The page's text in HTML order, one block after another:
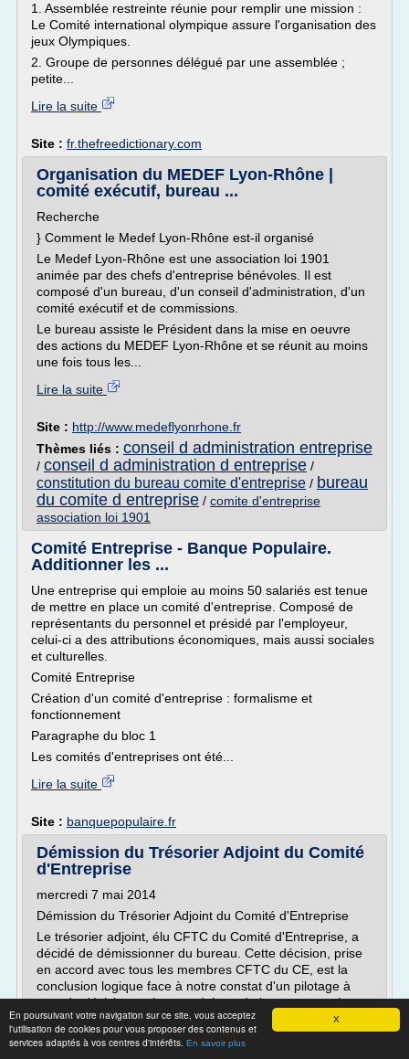
X
En poursuivant votre navigation sur ce site, vous acceptez
l'utilisation de cookies pour vous proposer des contenus et
services adaptés à vos centres d'intérêts. En savoir plus
1. Assemblée restreinte réunie pour remplir une mission :
Le Comité international olympique assure l'organisation des
jeux Olympiques.
2. Groupe de personnes délégué par une assemblée ;
petite...
Lire la suite
Site : fr.thefreedictionary.com
Organisation du MEDEF Lyon-Rhône |
comité exécutif, bureau ...
Recherche
} Comment le Medef Lyon-Rhône est-il organisé
Le Medef Lyon-Rhône est une association loi 1901
animée par des chefs d'entreprise bénévoles. Il est
composé d'un bureau, d'un conseil d'administration, d'un
comité exécutif et de commissions.
Le bureau assiste le Président dans la mise en oeuvre
des actions du MEDEF Lyon-Rhône et se réunit au moins
une fois tous les...
Lire la suite
Site : http://www.medeflyonrhone.fr
Thèmes liés : conseil d administration entreprise
/ conseil d administration d entreprise /
constitution du bureau comite d'entreprise / bureau
du comite d entreprise / comite d'entreprise
association loi 1901
Comité Entreprise - Banque Populaire.
Additionner les ...
Une entreprise qui emploie au moins 50 salariés est tenue
de mettre en place un comité d'entreprise. Composé de
représentants du personnel et présidé par l'employeur,
celui-ci a des attributions économiques, mais aussi sociales
et culturelles.
Comité Entreprise
Création d'un comité d'entreprise : formalisme et
fonctionnement
Paragraphe du bloc 1
Les comités d'entreprises ont été...
Lire la suite
Site : banquepopulaire.fr
Démission du Trésorier Adjoint du Comité
d'Entreprise
mercredi 7 mai 2014
Démission du Trésorier Adjoint du Comité d'Entreprise
Le trésorier adjoint, élu CFTC du Comité d'Entreprise, a
décidé de démissionner du bureau. Cette décision, prise
en accord avec tous les membres CFTC du CE, est la
conclusion logique face à notre constat d'un pilotage à
vue, de décisions prises en dehors du bureau entrainant
une opacité de gestion.
Après le départ de deux permanentes, un consultant